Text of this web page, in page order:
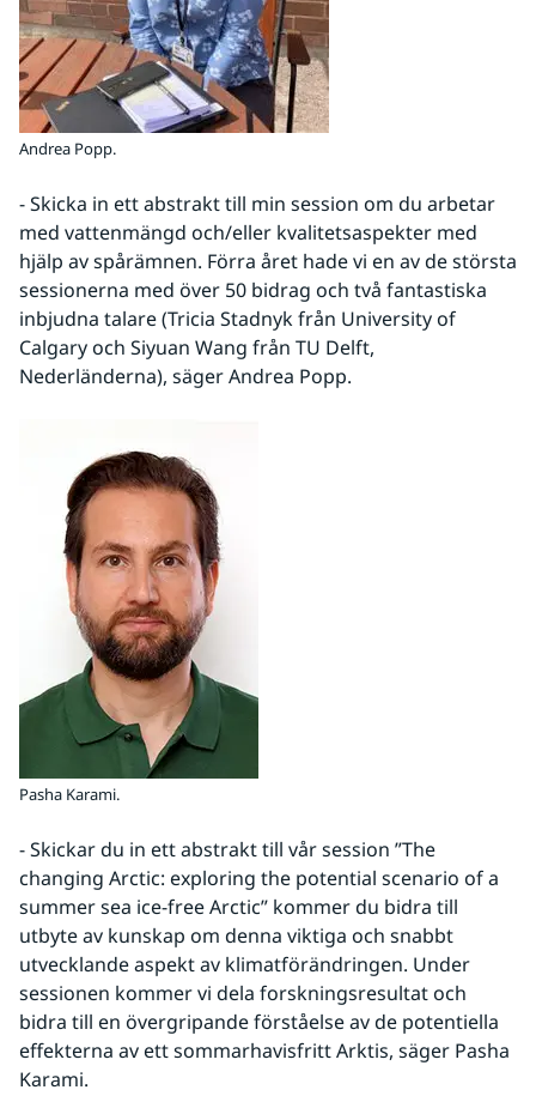
Andrea Popp.
- Skicka in ett abstrakt till min session om du arbetar
med vattenmängd och/eller kvalitetsaspekter med
hjälp av spårämnen. Förra året hade vi en av de största
sessionerna med över 50 bidrag och två fantastiska
inbjudna talare (Tricia Stadnyk från University of
Calgary och Siyuan Wang från TU Delft,
Nederländerna), säger Andrea Popp.
Pasha Karami.
- Skickar du in ett abstrakt till vår session ”The
changing Arctic: exploring the potential scenario of a
summer sea ice-free Arctic” kommer du bidra till
utbyte av kunskap om denna viktiga och snabbt
utvecklande aspekt av klimatförändringen. Under
sessionen kommer vi dela forskningsresultat och
bidra till en övergripande förståelse av de potentiella
effekterna av ett sommarhavisfritt Arktis, säger Pasha
Karami.